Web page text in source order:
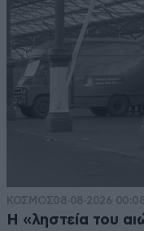
ΚΟΣΜΟΣ08·08·2026
Η «ληστεία του